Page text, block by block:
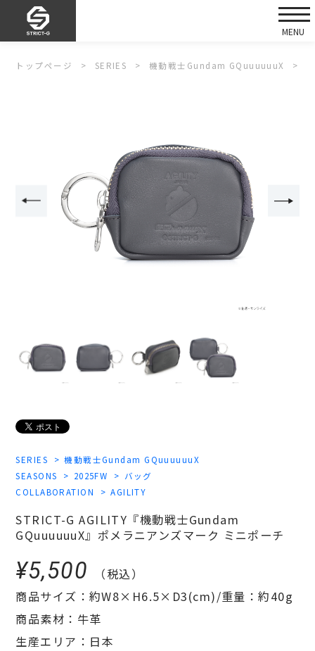
トップページ SERIES 機動戦士Gundam GQuuuuuuX
SERIES
機動戦士Gundam GQuuuuuuX
SEASONS
2025FW
バッグ
COLLABORATION
AGILITY
STRICT-G AGILITY『機動戦士Gundam
GQuuuuuuX』ポメラニアンズマーク ミニポーチ
¥5,500
（税込）
商品サイズ：約W8×H6.5×D3(cm)/重量：約40g
商品素材：牛革
生産エリア：日本